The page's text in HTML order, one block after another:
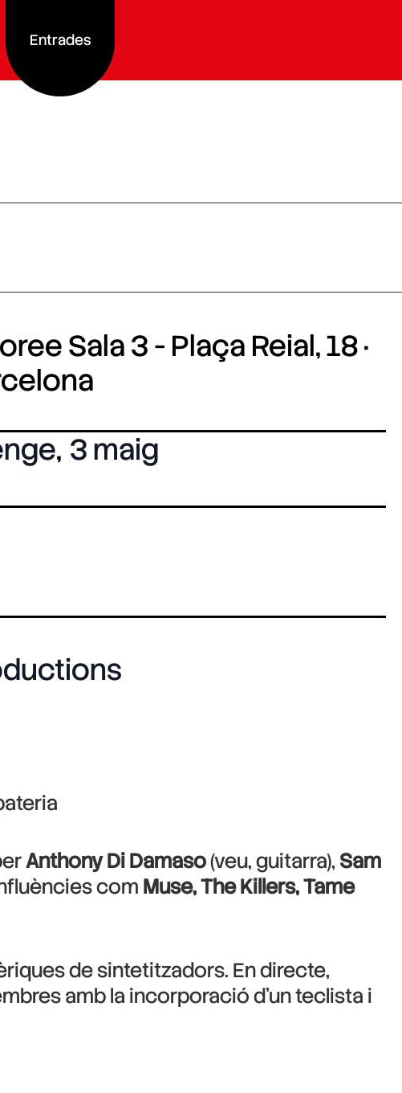
Entrades
Sala 3 - Plaça Reial, 18 ·
, 3 maig
Anthony Di Damaso(veu, guitarra), Sam
com Muse, The Killers, Tame
de sintetitzadors. En directe,
amb la incorporació d’un teclista i